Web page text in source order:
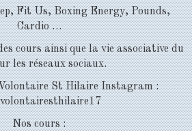
Fit Us, Boxing Energy, Pounds,
Cardio …
cours ainsi que la vie associative du
les réseaux sociaux.
St Hilaire Instagram :
Nos cours :